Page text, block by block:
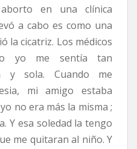
en una clínica
a cabo es como una
la cicatriz. Los médicos
yo me sentía tan
y sola. Cuando me
mi amigo estaba
no era más la misma ;
Y esa soledad la tengo
me quitaran al niño. Y